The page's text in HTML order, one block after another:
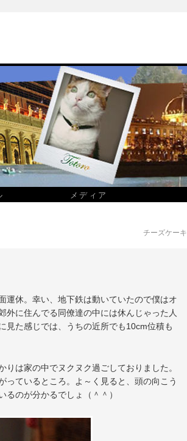
メディア
チーズケーキ
運休。幸い、地下鉄は動いていたので僕はオ
外に住んでる同僚達の中には休んじゃった人
見た感じでは、うちの近所でも10cm位積も
は家の中でヌクヌク過ごしておりました。
っているところ。よ～く見ると、頭の向こう
のが分かるでしょ（＾＾）